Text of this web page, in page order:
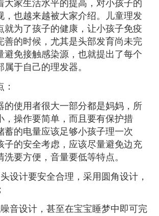
大家生活水平的提高，对小孩子的
，也越来越被大家介绍。儿童理发
就为了孩子的健康，让小孩子免疫
善的时候，尤其是头部发育尚未完
避免接触感染源，也就提出了每个
于自己的理发器。
的使用者很大一部分都是妈妈，所
，操作要简单，而且要有保护措
蓄的电量应该足够小孩子理一次
子的安全考虑，应该尽量避免边充
要方便，音量要低等特点。
头设计要安全合理，采用圆角设计，
噪音设计，甚至在宝宝睡梦中即可完